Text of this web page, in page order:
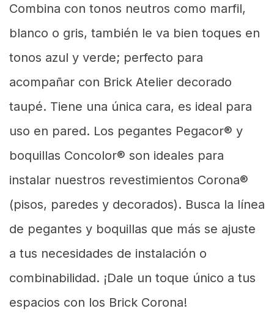
Combina con tonos neutros como marfil,
blanco o gris, también le va bien toques en
tonos azul y verde; perfecto para
acompañar con Brick Atelier decorado
taupé. Tiene una única cara, es ideal para
uso en pared. Los pegantes Pegacor® y
boquillas Concolor® son ideales para
instalar nuestros revestimientos Corona®
(pisos, paredes y decorados). Busca la línea
de pegantes y boquillas que más se ajuste
a tus necesidades de instalación o
combinabilidad. ¡Dale un toque único a tus
espacios con los Brick Corona!